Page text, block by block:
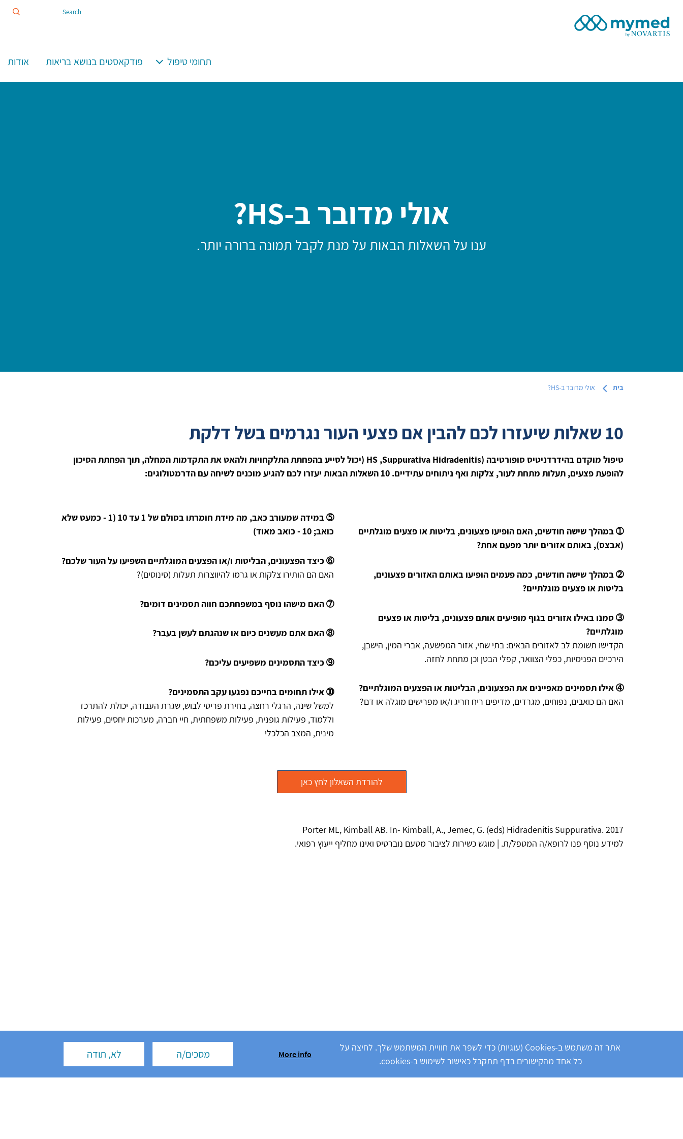
Site Logo
Search
תחומי טיפול פודקאסטים בנושא בריאות אודות
אולי מדובר ב-HS?
ענו על השאלות הבאות על מנת לקבל תמונה ברורה יותר.
בית אולי מדובר ב-HS?
10 שאלות שיעזרו לכם להבין אם פצעי העור נגרמים בשל דלקת
טיפול מוקדם בהידרדניטיס סופורטיבה (HS ,Suppurativa Hidradenitis (יכול לסייע בהפחתת התלקחויות ולהאט את התקדמות המחלה, תוך הפחתת הסיכון
להופעת פצעים, תעלות מתחת לעור, צלקות ואף ניתוחים עתידיים. 10 השאלות הבאות יעזרו לכם להגיע מוכנים לשיחה עם הדרמטולוגים:
➀ במהלך שישה חודשים, האם הופיעו פצעונים, בליטות או פצעים מוגלתיים
(אבצס), באותם אזורים יותר מפעם אחת?
➁ במהלך שישה חודשים, כמה פעמים הופיעו באותם האזורים פצעונים,
בליטות או פצעים מוגלתיים?
➂ סמנו באילו אזורים בגוף מופיעים אותם פצעונים, בליטות או פצעים
מוגלתיים?
הקדישו תשומת לב לאזורים הבאים: בתי שחי, אזור המפשעה, אברי המין, הישבן,
הירכיים הפנימיות, כפלי הצוואר, קפלי הבטן וכן מתחת לחזה.
➃ אילו תסמינים מאפיינים את הפצעונים, הבליטות או הפצעים המוגלתיים?
האם הם כואבים, נפוחים, מגרדים, מדיפים ריח חריג ו/או מפרישים מוגלה או דם?
➄ במידה שמעורב כאב, מה מידת חומרתו בסולם של 1 עד 10 (1 - כמעט שלא
כואב; 10 - כואב מאוד)
➅ כיצד הפצעונים, הבליטות ו/או הפצעים המוגלתיים השפיעו על העור שלכם?
האם הם הותירו צלקות או גרמו להיווצרות תעלות (סינוסים)?
➆ האם מישהו נוסף במשפחתכם חווה תסמינים דומים?
➇ האם אתם מעשנים כיום או שנהגתם לעשן בעבר?
➈ כיצד התסמינים משפיעים עליכם?
➉ אילו תחומים בחייכם נפגעו עקב התסמינים?
למשל שינה, הרגלי רחצה, בחירת פריטי לבוש, שגרת העבודה, יכולת להתרכז
וללמוד, פעילות גופנית, פעילות משפחתית, חיי חברה, מערכות יחסים, פעילות
מינית, המצב הכלכלי
להורדת השאלון לחץ כאן
Porter ML, Kimball AB. In- Kimball, A., Jemec, G. (eds) Hidradenitis Suppurativa. 2017
למידע נוסף פנו לרופא/ה המטפל/ת. | מוגש כשירות לציבור מטעם נוברטיס ואינו מחליף ייעוץ רפואי.
אתר זה משתמש ב-Cookies (עוגיות) כדי לשפר את חוויית המשתמש שלך. לחיצה על
כל אחד מהקישורים בדף תתקבל כאישור לשימוש ב-cookies.
More info מסכים/ה לא, תודה